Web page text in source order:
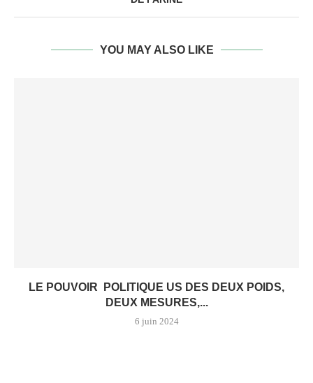
YOU MAY ALSO LIKE
LE POUVOIR POLITIQUE US DES DEUX POIDS,
DEUX MESURES,...
6 juin 2024